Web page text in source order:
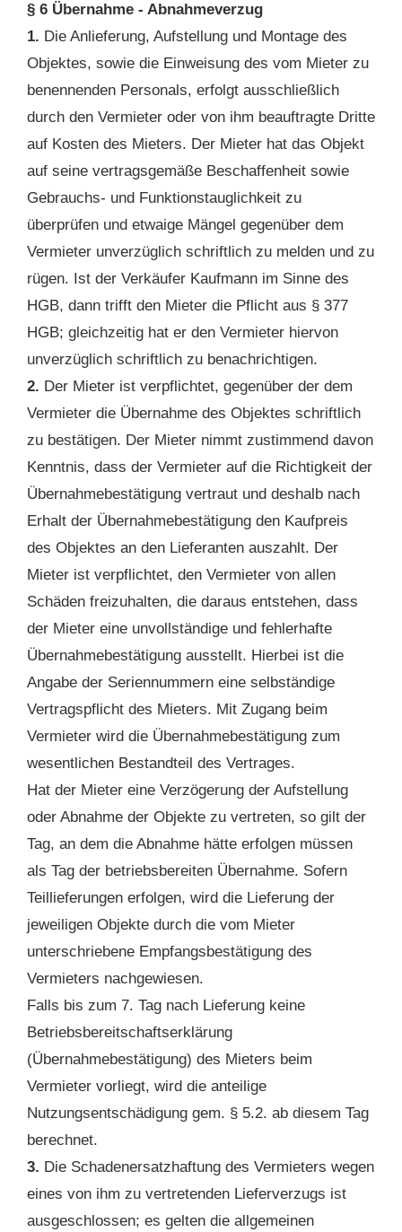
§ 6 Übernahme - Abnahmeverzug
1. Die Anlieferung, Aufstellung und Montage des
Objektes, sowie die Einweisung des vom Mieter zu
benennenden Personals, erfolgt ausschließlich
durch den Vermieter oder von ihm beauftragte Dritte
auf Kosten des Mieters. Der Mieter hat das Objekt
auf seine vertragsgemäße Beschaffenheit sowie
Gebrauchs- und Funktionstauglichkeit zu
überprüfen und etwaige Mängel gegenüber dem
Vermieter unverzüglich schriftlich zu melden und zu
rügen. Ist der Verkäufer Kaufmann im Sinne des
HGB, dann trifft den Mieter die Pflicht aus § 377
HGB; gleichzeitig hat er den Vermieter hiervon
unverzüglich schriftlich zu benachrichtigen.
2. Der Mieter ist verpflichtet, gegenüber der dem
Vermieter die Übernahme des Objektes schriftlich
zu bestätigen. Der Mieter nimmt zustimmend davon
Kenntnis, dass der Vermieter auf die Richtigkeit der
Übernahmebestätigung vertraut und deshalb nach
Erhalt der Übernahmebestätigung den Kaufpreis
des Objektes an den Lieferanten auszahlt. Der
Mieter ist verpflichtet, den Vermieter von allen
Schäden freizuhalten, die daraus entstehen, dass
der Mieter eine unvollständige und fehlerhafte
Übernahmebestätigung ausstellt. Hierbei ist die
Angabe der Seriennummern eine selbständige
Vertragspflicht des Mieters. Mit Zugang beim
Vermieter wird die Übernahmebestätigung zum
wesentlichen Bestandteil des Vertrages.
Hat der Mieter eine Verzögerung der Aufstellung
oder Abnahme der Objekte zu vertreten, so gilt der
Tag, an dem die Abnahme hätte erfolgen müssen
als Tag der betriebsbereiten Übernahme. Sofern
Teillieferungen erfolgen, wird die Lieferung der
jeweiligen Objekte durch die vom Mieter
unterschriebene Empfangsbestätigung des
Vermieters nachgewiesen.
Falls bis zum 7. Tag nach Lieferung keine
Betriebsbereitschaftserklärung
(Übernahmebestätigung) des Mieters beim
Vermieter vorliegt, wird die anteilige
Nutzungsentschädigung gem. § 5.2. ab diesem Tag
berechnet.
3. Die Schadenersatzhaftung des Vermieters wegen
eines von ihm zu vertretenden Lieferverzugs ist
ausgeschlossen; es gelten die allgemeinen